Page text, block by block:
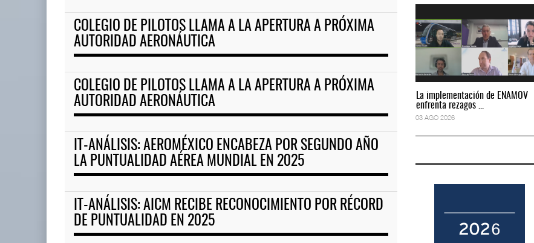
COLEGIO DE PILOTOS LLAMA A LA APERTURA A PRÓXIMA
AUTORIDAD AERONÁUTICA
COLEGIO DE PILOTOS LLAMA A LA APERTURA A PRÓXIMA
AUTORIDAD AERONÁUTICA
IT-ANÁLISIS: AEROMÉXICO ENCABEZA POR SEGUNDO AÑO
LA PUNTUALIDAD AÉREA MUNDIAL EN 2025
IT-ANÁLISIS: AICM RECIBE RECONOCIMIENTO POR RÉCORD
DE PUNTUALIDAD EN 2025
La implementación de ENAMOV
enfrenta rezagos ...
03 AGO 2026 03 AGO 2026
La implementación de ENAMOV
enfrenta rezagos ...
03 AGO 2026
Corredor del Istmo destraba ramal ferroviario h
04 AGO 2026
Corredor del Istmo destraba ramal ferroviario h